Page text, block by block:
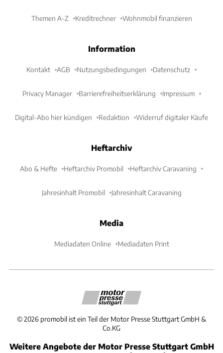
Themen A-Z Kreditrechner Wohnmobil finanzieren
Information
Kontakt AGB Nutzungsbedingungen Datenschutz
Privacy Manager Barrierefreiheitserklärung Impressum
Digital-Abo hier kündigen Redaktion Widerruf digitaler Käufe
Heftarchiv
Abo & Hefte Heftarchiv Promobil Heftarchiv Caravaning
Jahresinhalt Promobil Jahresinhalt Caravaning
Media
Mediadaten Online Mediadaten Print
©2026 promobil ist ein Teil der Motor Presse Stuttgart GmbH &
Co.KG
Weitere Angebote der Motor Presse Stuttgart GmbH